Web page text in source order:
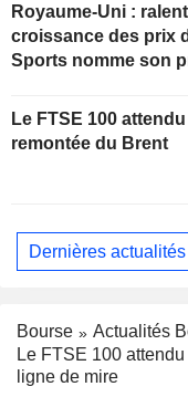
Royaume-Uni :
croissance des prix
Sports nomme son
Le FTSE 100
remontée du Brent
Dernières actualités
Bourse
Actualités
Le FTSE 100
ligne de mire